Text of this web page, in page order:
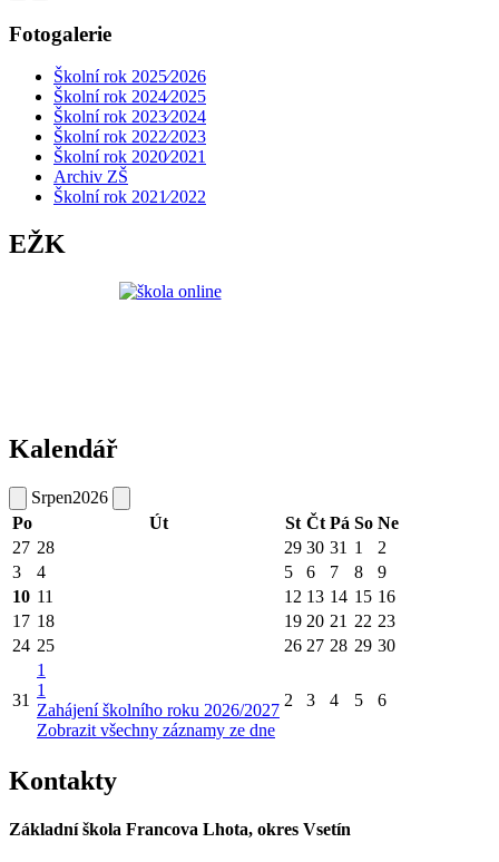
Fotogalerie
Školní rok 2025⁄2026
Školní rok 2024⁄2025
Školní rok 2023⁄2024
Školní rok 2022⁄2023
Školní rok 2020⁄2021
Archiv ZŠ
Školní rok 2021⁄2022
EŽK
Kalendář
Srpen2026
Po
Út St Čt Pá So Ne
27 28 29 30 31 1
2
3
4 5 6 7 8
9
10 11 12 13 14 15 16
17 18 19 20 21 22 23
24 25 26 27 28 29 30
31
1
1
Zahájení školního roku 2026/2027
Zobrazit všechny záznamy ze dne
2 3 4 5 6
Kontakty
Základní škola Francova Lhota, okres Vsetín